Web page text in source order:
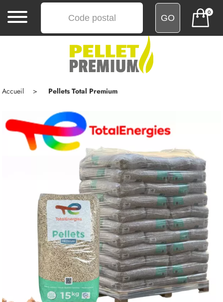
0
ACHATS
GROUPÉS
COMMENTAIRES
LIVRAISON
Accueil Pellets Total Premium